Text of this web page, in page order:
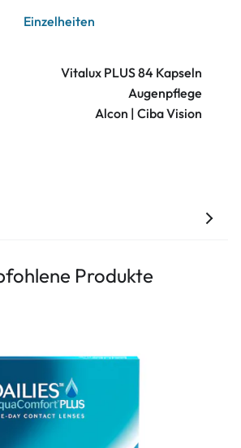
Einzelheiten
Vitalux PLUS 84 Kapseln
Augenpflege
Alcon | Ciba Vision
Produkte